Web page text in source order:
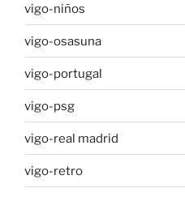
vigo-niños
vigo-osasuna
vigo-portugal
vigo-psg
vigo-real madrid
vigo-retro